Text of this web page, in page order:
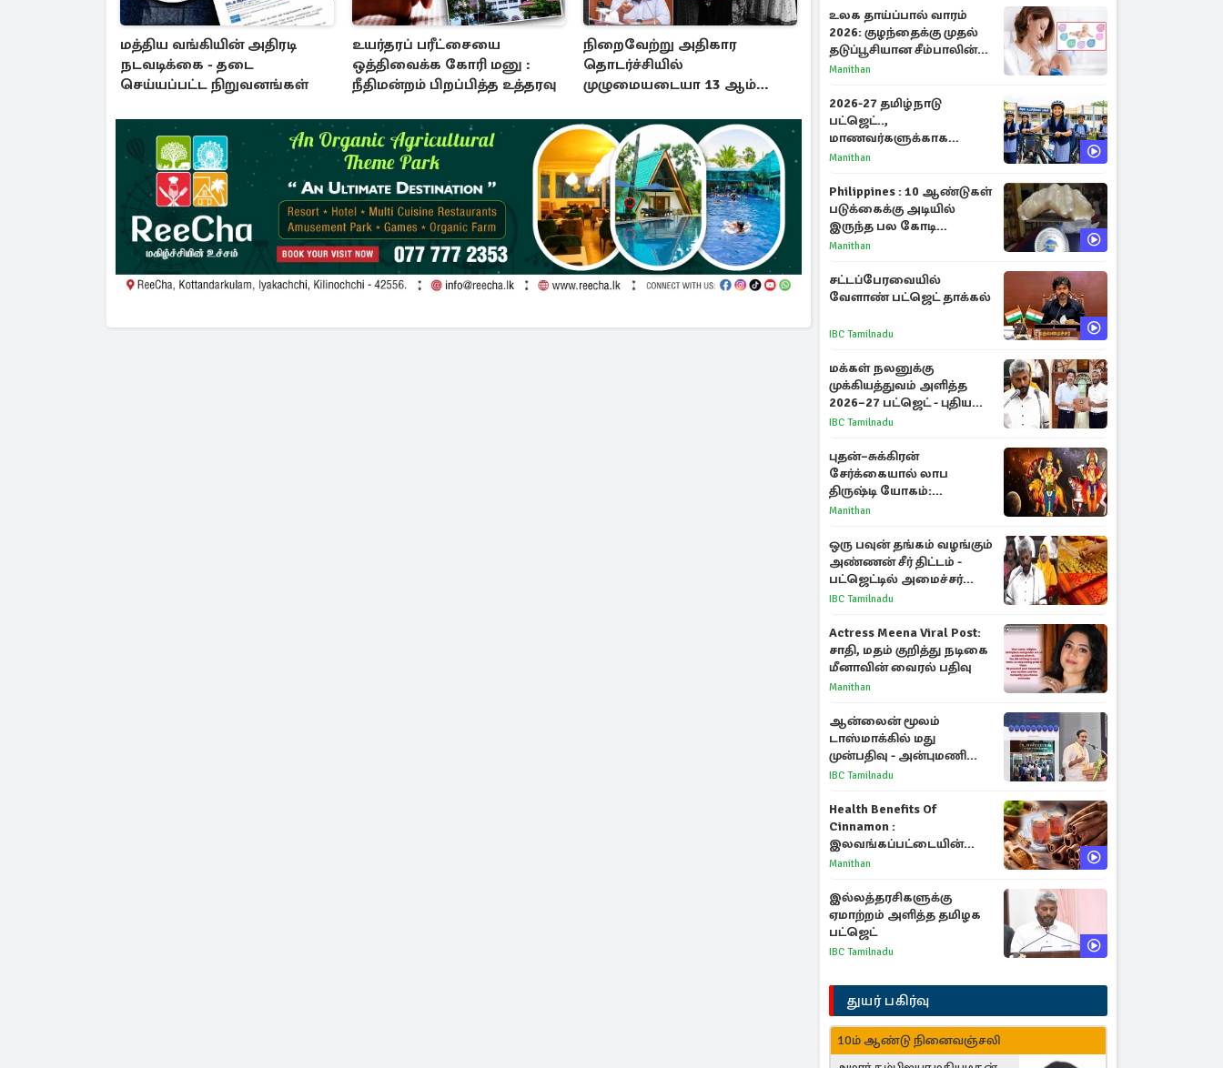
மத்திய வங்கியின் அதிரடி
நடவடிக்கை - தடை
செய்யப்பட்ட நிறுவனங்கள்
உயர்தரப் பரீட்சையை
ஒத்திவைக்க கோரி மனு :
நீதிமன்றம் பிறப்பித்த உத்தரவு
நிறைவேற்று அதிகார
தொடர்ச்சியில்
முழுமையடையா 13 ஆம்
மாயத்தோற்றம்
உலக தாய்ப்பால் வாரம்
2026: குழந்தைக்கு முதல்
தடுப்பூசியான சீம்பாலின்
முக்கியத்துவம்!
Manithan
2026-27 தமிழ்நாடு
பட்ஜெட்..,
மாணவர்களுக்காக
வெளியான முக்கிய
Manithan
Philippines : 10 ஆண்டுகள்
படுக்கைக்கு அடியில்
இருந்த பல கோடி
மதிப்புள்ள அரிய முத்து!
Manithan
சட்டப்பேரவையில்
வேளாண் பட்ஜெட் தாக்கல்
IBC Tamilnadu
மக்கள் நலனுக்கு
முக்கியத்துவம் அளித்த
2026–27 பட்ஜெட் - புதிய
நலத்திட்டங்கள்
IBC Tamilnadu
புதன்–சுக்கிரன்
சேர்க்கையால் லாப
திருஷ்டி யோகம்:
அதிர்ஷ்டம் பெறும் டாப் 3
Manithan
ஒரு பவுன் தங்கம் வழங்கும்
அண்ணன் சீர் திட்டம் -
பட்ஜெட்டில் அமைச்சர்
மரிய வில்சன் அறிவிப்பு!
IBC Tamilnadu
Actress Meena Viral Post:
சாதி, மதம் குறித்து நடிகை
மீனாவின் வைரல் பதிவு
Manithan
ஆன்லைன் மூலம்
டாஸ்மாக்கில் மது
முன்பதிவு - அன்புமணி
ராமதாஸ் எதிர்ப்பு
IBC Tamilnadu
Health Benefits Of
Cinnamon :
இலவங்கப்பட்டையின்
மருத்துவ குணங்களும்
நன்மைகளும்!
Manithan
இல்லத்தரசிகளுக்கு
ஏமாற்றம் அளித்த தமிழக
பட்ஜெட்
IBC Tamilnadu
துயர் பகிர்வு
10ம் ஆண்டு நினைவஞ்சலி